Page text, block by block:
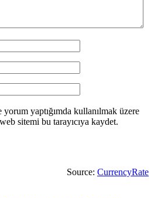
yaptığımda kullanılmak üzere
sitemi bu tarayıcıya kaydet.
Source: CurrencyRate